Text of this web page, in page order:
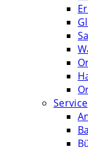
Service